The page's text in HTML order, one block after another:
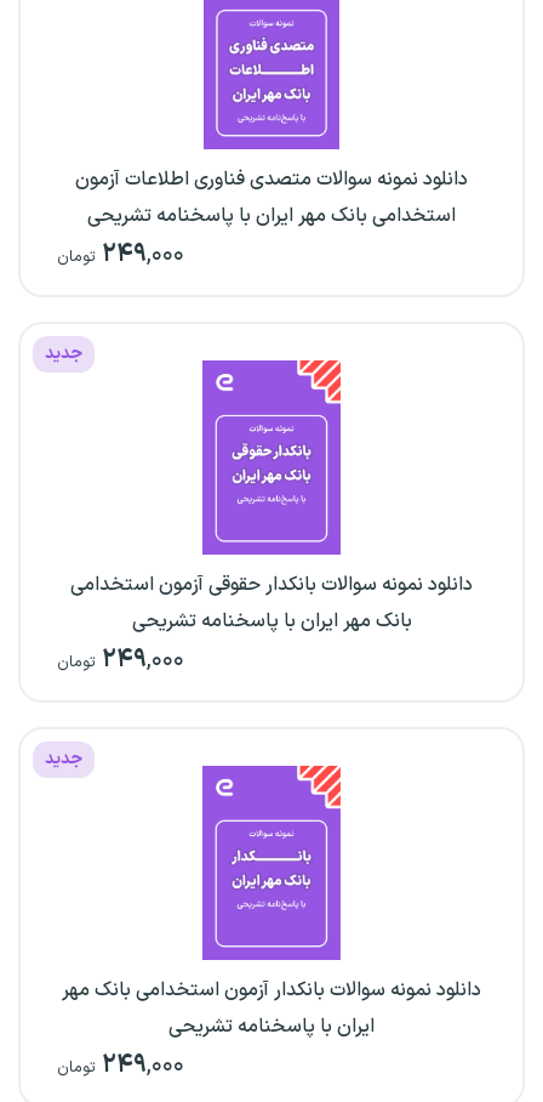
دانلود نمونه سوالات متصدی فناوری اطلاعات آزمون
استخدامی بانک مهر ایران با پاسخنامه تشریحی
۲۴۹,۰۰۰ تومان
جدید
دانلود نمونه سوالات بانکدار حقوقی آزمون استخدامی
بانک مهر ایران با پاسخنامه تشریحی
۲۴۹,۰۰۰ تومان
جدید
دانلود نمونه سوالات بانکدار آزمون استخدامی بانک مهر
ایران با پاسخنامه تشریحی
۲۴۹,۰۰۰ تومان